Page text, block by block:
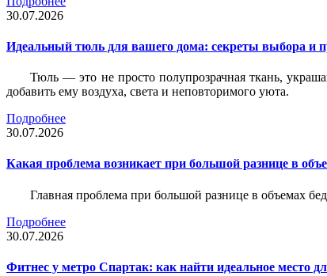
30.07.2026
Идеальный тюль для вашего дома: секреты выбора и
Тюль — это не просто полупрозрачная ткань,
добавить ему воздуха, света и неповторимого уюта.
Подробнее
30.07.2026
Какая проблема возникает при большой разнице в
Главная проблема при большой разнице в объемах
Подробнее
30.07.2026
Фитнес у метро Спартак: как найти идеальное место